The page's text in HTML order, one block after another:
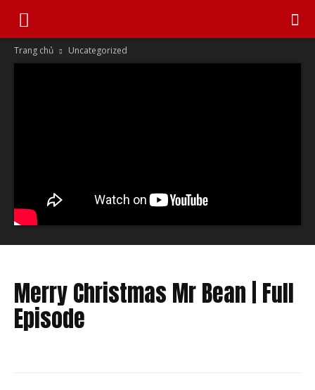
Trang chủ Uncategorized
Merry Christmas Mr Bean | Full
Episode